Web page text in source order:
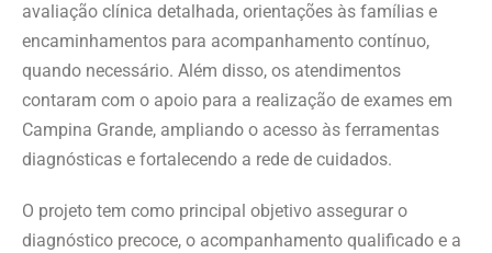
avaliação clínica detalhada, orientações às famílias e
encaminhamentos para acompanhamento contínuo,
quando necessário. Além disso, os atendimentos
contaram com o apoio para a realização de exames em
Campina Grande, ampliando o acesso às ferramentas
diagnósticas e fortalecendo a rede de cuidados.
O projeto tem como principal objetivo assegurar o
diagnóstico precoce, o acompanhamento qualificado e a